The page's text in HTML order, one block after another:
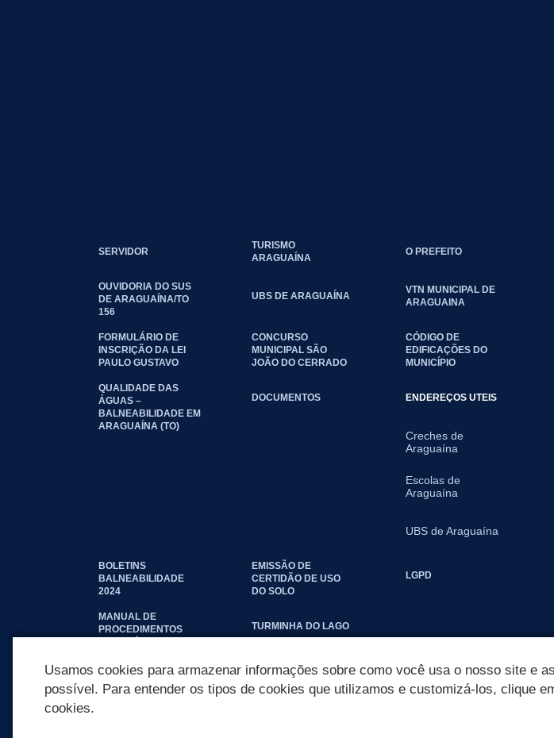
SERVIDOR
TURISMO
ARAGUAÍNA
O PREFEITO
OUVIDORIA DO SUS
DE ARAGUAÍNA/TO
156
UBS DE ARAGUAÍNA
VTN MUNICIPAL DE
ARAGUAINA
FORMULÁRIO DE
INSCRIÇÃO DA LEI
PAULO GUSTAVO
CONCURSO
MUNICIPAL SÃO
JOÃO DO CERRADO
CÓDIGO DE
EDIFICAÇÕES DO
MUNICÍPIO
QUALIDADE DAS
ÁGUAS –
BALNEABILIDADE EM
ARAGUAÍNA (TO)
DOCUMENTOS ENDEREÇOS UTEIS
Creches de
Araguaína
Escolas de
Araguaína
UBS de Araguaína
BOLETINS
BALNEABILIDADE
2024
EMISSÃO DE
CERTIDÃO DE USO
DO SOLO
LGPD
MANUAL DE
PROCEDIMENTOS
TURMINHA DO LAGO
Usamos cookies para armazenar informações sobre como você usa o nosso site e
possível. Para entender os tipos de cookies que utilizamos e customizá-los, clique
cookies.